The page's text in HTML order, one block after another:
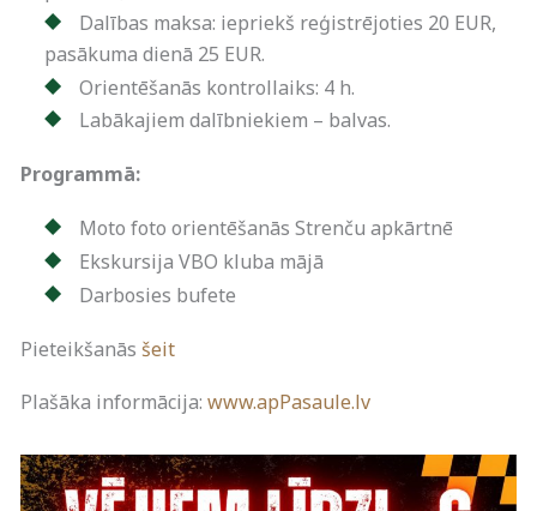
Dalības maksa: iepriekš reģistrējoties 20 EUR,
pasākuma dienā 25 EUR.
Orientēšanās kontrollaiks: 4 h.
Labākajiem dalībniekiem – balvas.
Programmā:
Moto foto orientēšanās Strenču apkārtnē
Ekskursija VBO kluba mājā
Darbosies bufete
Pieteikšanās šeit
Plašāka informācija: www.apPasaule.lv